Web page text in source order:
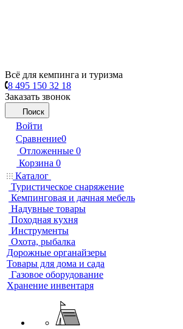
Всё для кемпинга и туризма
8 495 150 32 18
Заказать звонок
Поиск
Войти
Сравнение0
Отложенные 0
Корзина 0
Каталог
Туристическое снаряжение
Кемпинговая и дачная мебель
Надувные товары
Походная кухня
Инструменты
Охота, рыбалка
Дорожные органайзеры
Товары для дома и сада
Газовое оборудование
Хранение инвентаря